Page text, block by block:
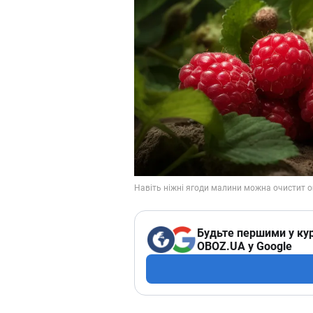
Будьте першими у
OBOZ.UA у Google